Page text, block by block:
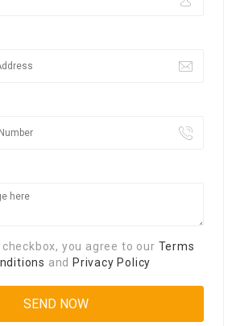
checkbox, you agree to our Terms
and Privacy Policy